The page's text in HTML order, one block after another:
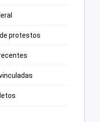
protestos